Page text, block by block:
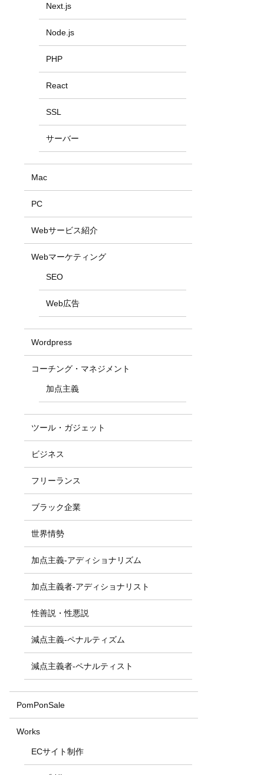
Next.js
Node.js
PHP
React
SSL
サーバー
Mac
PC
Webサービス紹介
Webマーケティング
SEO
Web広告
Wordpress
コーチング・マネジメント
加点主義
ツール・ガジェット
ビジネス
フリーランス
ブラック企業
世界情勢
加点主義-アディショナリズム
加点主義者-アディショナリスト
性善説・性悪説
減点主義-ペナルティズム
減点主義者-ペナルティスト
PomPonSale
Works
ECサイト制作